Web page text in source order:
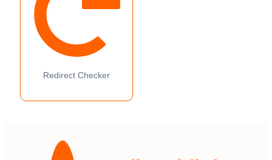
Redirect Checker